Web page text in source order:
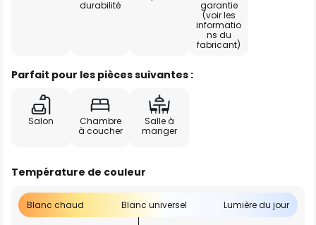
durabilité
garantie
(voir les
informatio
ns du
fabricant)
Parfait pour les pièces suivantes :
Salon
Chambre
à coucher
Salle à
manger
Température de couleur
Blanc chaud Blanc universel Lumière du jour